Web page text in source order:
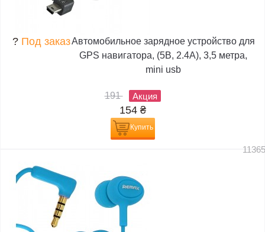
? Под заказАвтомобильное зарядное устройство для
GPS навигатора, (5В, 2.4А), 3,5 метра,
mini usb
191 Акция
154 ₴
Купить